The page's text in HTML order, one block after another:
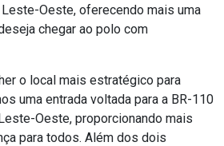
Oeste, oferecendo mais uma
chegar ao polo com
o local mais estratégico para
uma entrada voltada para a BR-110
Oeste, proporcionando mais
para todos. Além dos dois